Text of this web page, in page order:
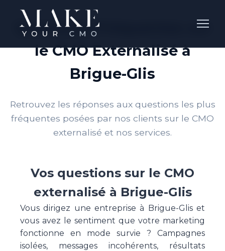
Questions Fréquentes sur
le CMO Externalisé à
Brigue-Glis
Retrouvez les réponses aux questions les plus
fréquentes posées par nos clients sur le CMO
externalisé et nos services.
Vos questions sur le CMO
externalisé à Brigue-Glis
Vous dirigez une entreprise à Brigue-Glis et
vous avez le sentiment que votre marketing
fonctionne en mode survie ? Campagnes
isolées, messages incohérents, résultats